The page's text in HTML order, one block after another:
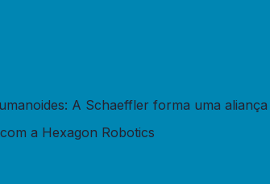
A Schaeffler forma uma aliança
a Hexagon Robotics